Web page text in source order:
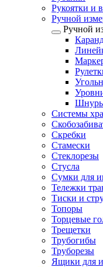
Рукоятки и
Ручной
Ручной
Шнуры
Системы
Скребки
Стамески
Стеклорезы
Стусла
Сумки для
Тележки
Тиски и
Топоры
Торцевые
Трещетки
Трубогибы
Труборезы
Ящики для